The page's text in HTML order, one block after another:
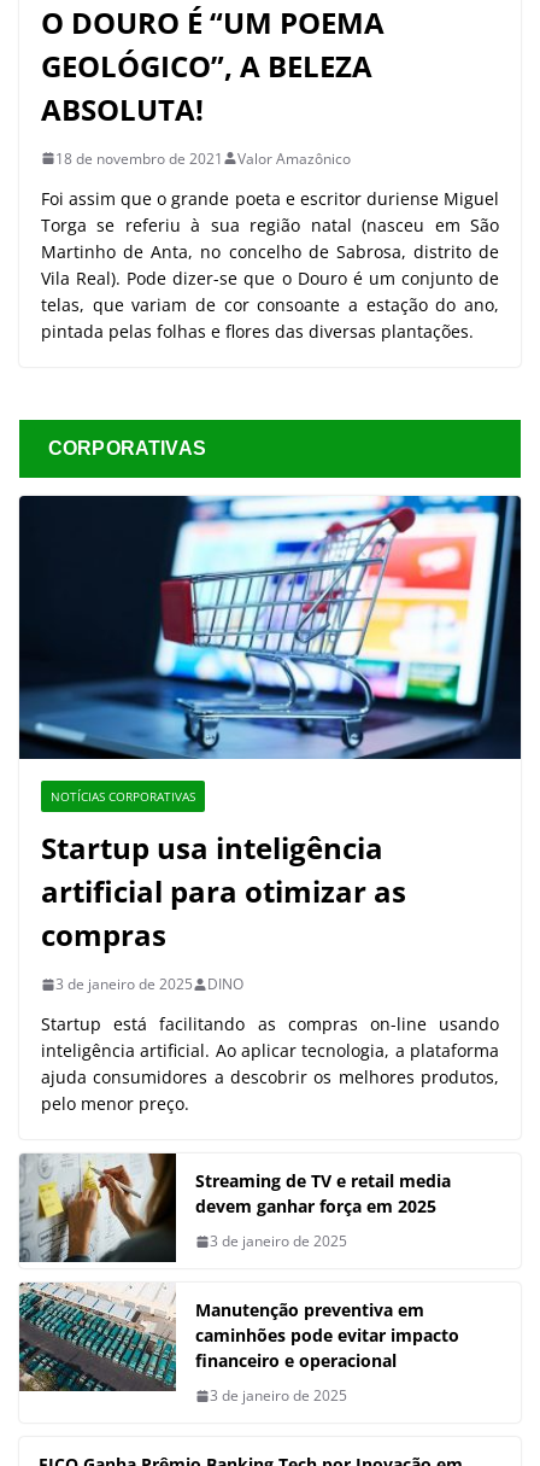
O DOURO É “UM POEMA
GEOLÓGICO”, A BELEZA
ABSOLUTA!
18 de novembro de 2021 Valor Amazônico
Foi assim que o grande poeta e escritor duriense Miguel
Torga se referiu à sua região natal (nasceu em São
Martinho de Anta, no concelho de Sabrosa, distrito de
Vila Real). Pode dizer-se que o Douro é um conjunto de
telas, que variam de cor consoante a estação do ano,
pintada pelas folhas e flores das diversas plantações.
CORPORATIVAS
NOTÍCIAS CORPORATIVAS
Startup usa inteligência
artificial para otimizar as
compras
3 de janeiro de 2025 DINO
Startup está facilitando as compras on-line usando
inteligência artificial. Ao aplicar tecnologia, a plataforma
ajuda consumidores a descobrir os melhores produtos,
pelo menor preço.
Streaming de TV e retail media
devem ganhar força em 2025
3 de janeiro de 2025
Manutenção preventiva em
caminhões pode evitar impacto
financeiro e operacional
3 de janeiro de 2025